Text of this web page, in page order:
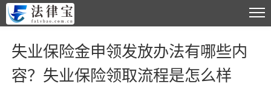
失业保险金申领发放办法有哪些内
容？失业保险领取流程是怎么样